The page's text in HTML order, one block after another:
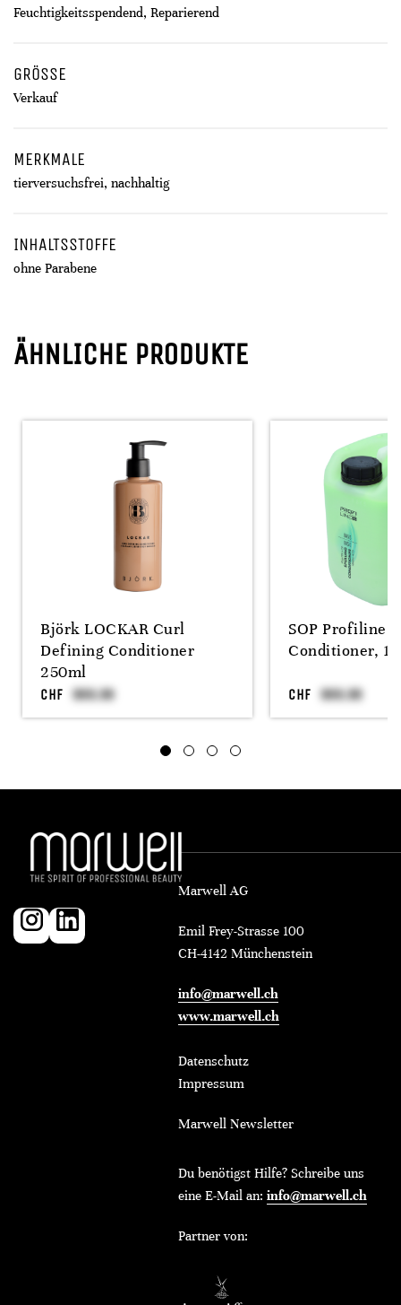
Feuchtigkeitsspendend, Reparierend
GRÖSSE
Verkauf
MERKMALE
tierversuchsfrei, nachhaltig
INHALTSSTOFFE
ohne Parabene
ÄHNLICHE PRODUKTE
Björk LOCKAR Curl
Defining Conditioner
250ml
CHF
SOP Profiline,
Conditioner,
CHF
Marwell AG
Emil Frey-Strasse 100
CH-4142 Münchenstein
info@marwell.ch
www.marwell.ch
Datenschutz
Impressum
Marwell Newsletter
Du benötigst Hilfe? Schreibe uns
eine E-Mail an: info@marwell.ch
Partner von: